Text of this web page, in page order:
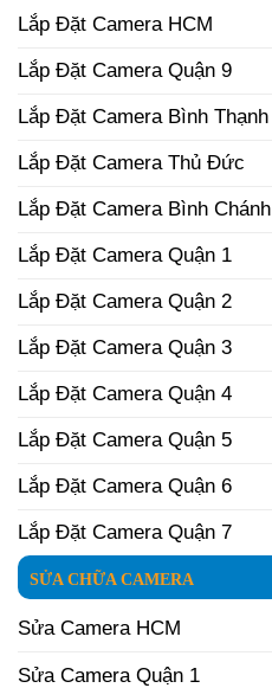
Lắp Đặt Camera HCM
Lắp Đặt Camera Quận 9
Lắp Đặt Camera Bình Thạnh
Lắp Đặt Camera Thủ Đức
Lắp Đặt Camera Bình Chánh
Lắp Đặt Camera Quận 1
Lắp Đặt Camera Quận 2
Lắp Đặt Camera Quận 3
Lắp Đặt Camera Quận 4
Lắp Đặt Camera Quận 5
Lắp Đặt Camera Quận 6
Lắp Đặt Camera Quận 7
SỬA CHỮA CAMERA
Sửa Camera HCM
Sửa Camera Quận 1